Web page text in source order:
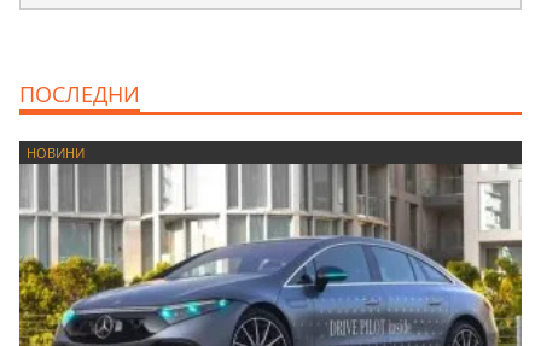
ПОСЛЕДНИ
НОВИНИ